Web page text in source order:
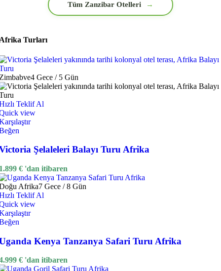
Tüm Zanzibar Otelleri →
Turları
4 Gece / 5 Gün
Teklif Al
view
Şelaleleri Balayı Turu Afrika
€ 'dan itibaren
Afrika7 Gece / 8 Gün
Teklif Al
view
Kenya Tanzanya Safari Turu Afrika
€ 'dan itibaren